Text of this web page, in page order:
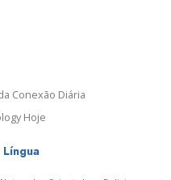
Conexão Diária
Hoje
Língua